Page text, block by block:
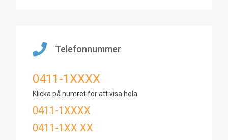
Telefonnummer
0411-1XXXX
Klicka på numret för att visa hela
0411-1XXXX
0411-1XX XX